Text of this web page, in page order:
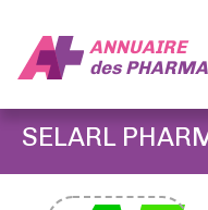
ANNUAIRE
des
SELARL